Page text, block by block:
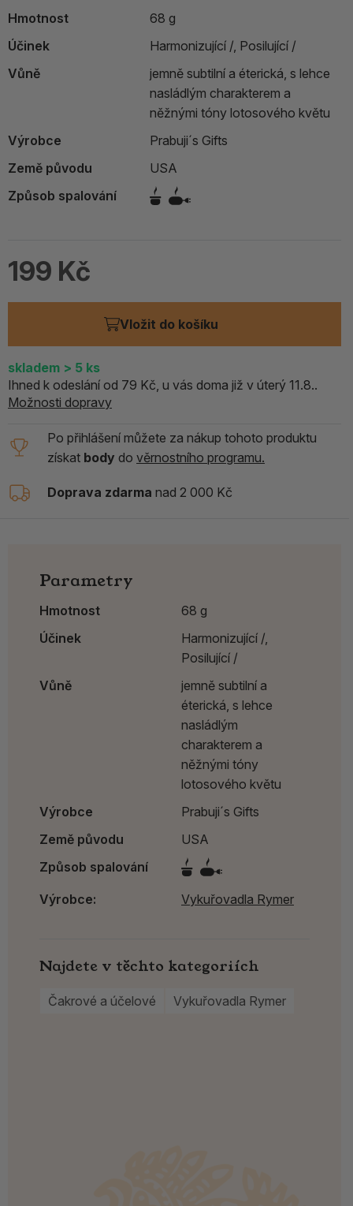
Hmotnost
68 g
Účinek
Harmonizující /, Posilující /
Vůně
jemně subtilní a éterická, s lehce
nasládlým charakterem a
něžnými tóny lotosového květu
Výrobce
Prabuji´s Gifts
Země původu
USA
Způsob spalování
199 Kč
Vložit do košíku
skladem > 5 ks
Ihned k odeslání od 79 Kč, u vás doma již v úterý 11.8..
Možnosti dopravy
Po přihlášení můžete za nákup tohoto produktu
získat body do věrnostního programu.
Doprava zdarma nad 2 000 Kč
Parametry
Hmotnost
68 g
Účinek
Harmonizující /,
Posilující /
Vůně
jemně subtilní a
éterická, s lehce
nasládlým
charakterem a
něžnými tóny
lotosového květu
Výrobce
Prabuji´s Gifts
Země původu
USA
Způsob spalování
Výrobce: Vykuřovadla Rymer
Najdete v těchto kategoriích
Čakrové a účelové Vykuřovadla Rymer